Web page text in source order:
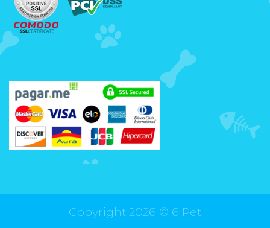
Copyright 2026 © 6 Pet